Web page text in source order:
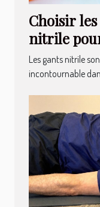
Choisir
nitrile
Les gants nitrile
incontournable